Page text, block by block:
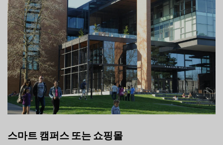
스마트 캠퍼스 또는 쇼핑몰